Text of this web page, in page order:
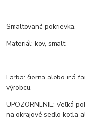
Smaltovaná pokrievka.
Materiál: kov, smalt.
Farba: čierna alebo iná
výrobcu.
UPOZORNENIE: Veľká
na okrajové sedlo kotla